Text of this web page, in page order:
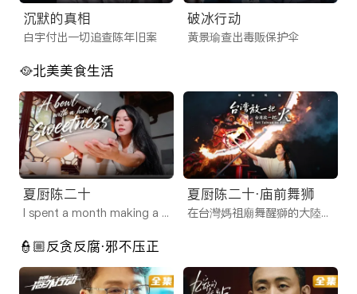
沉默的真相
白宇付出一切追查陈年旧案
破冰行动
黄景瑜查出毒贩保护伞
🥘北美美食生活
夏厨陈二十
I spent a month making a bowl of nothing
夏厨陈二十·庙前舞狮
在台灣媽祖廟舞醒獅的大陸女孩
👮🏼反贪反腐·邪不压正